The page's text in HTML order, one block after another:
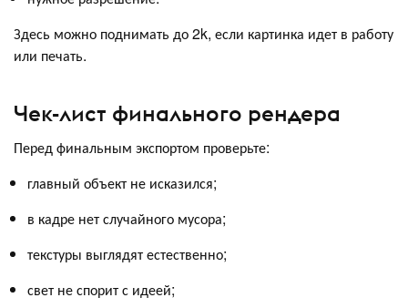
Здесь можно поднимать до 2k, если картинка идет в работу
или печать.
Чек-лист финального рендера
Перед финальным экспортом проверьте:
главный объект не исказился;
в кадре нет случайного мусора;
текстуры выглядят естественно;
свет не спорит с идеей;